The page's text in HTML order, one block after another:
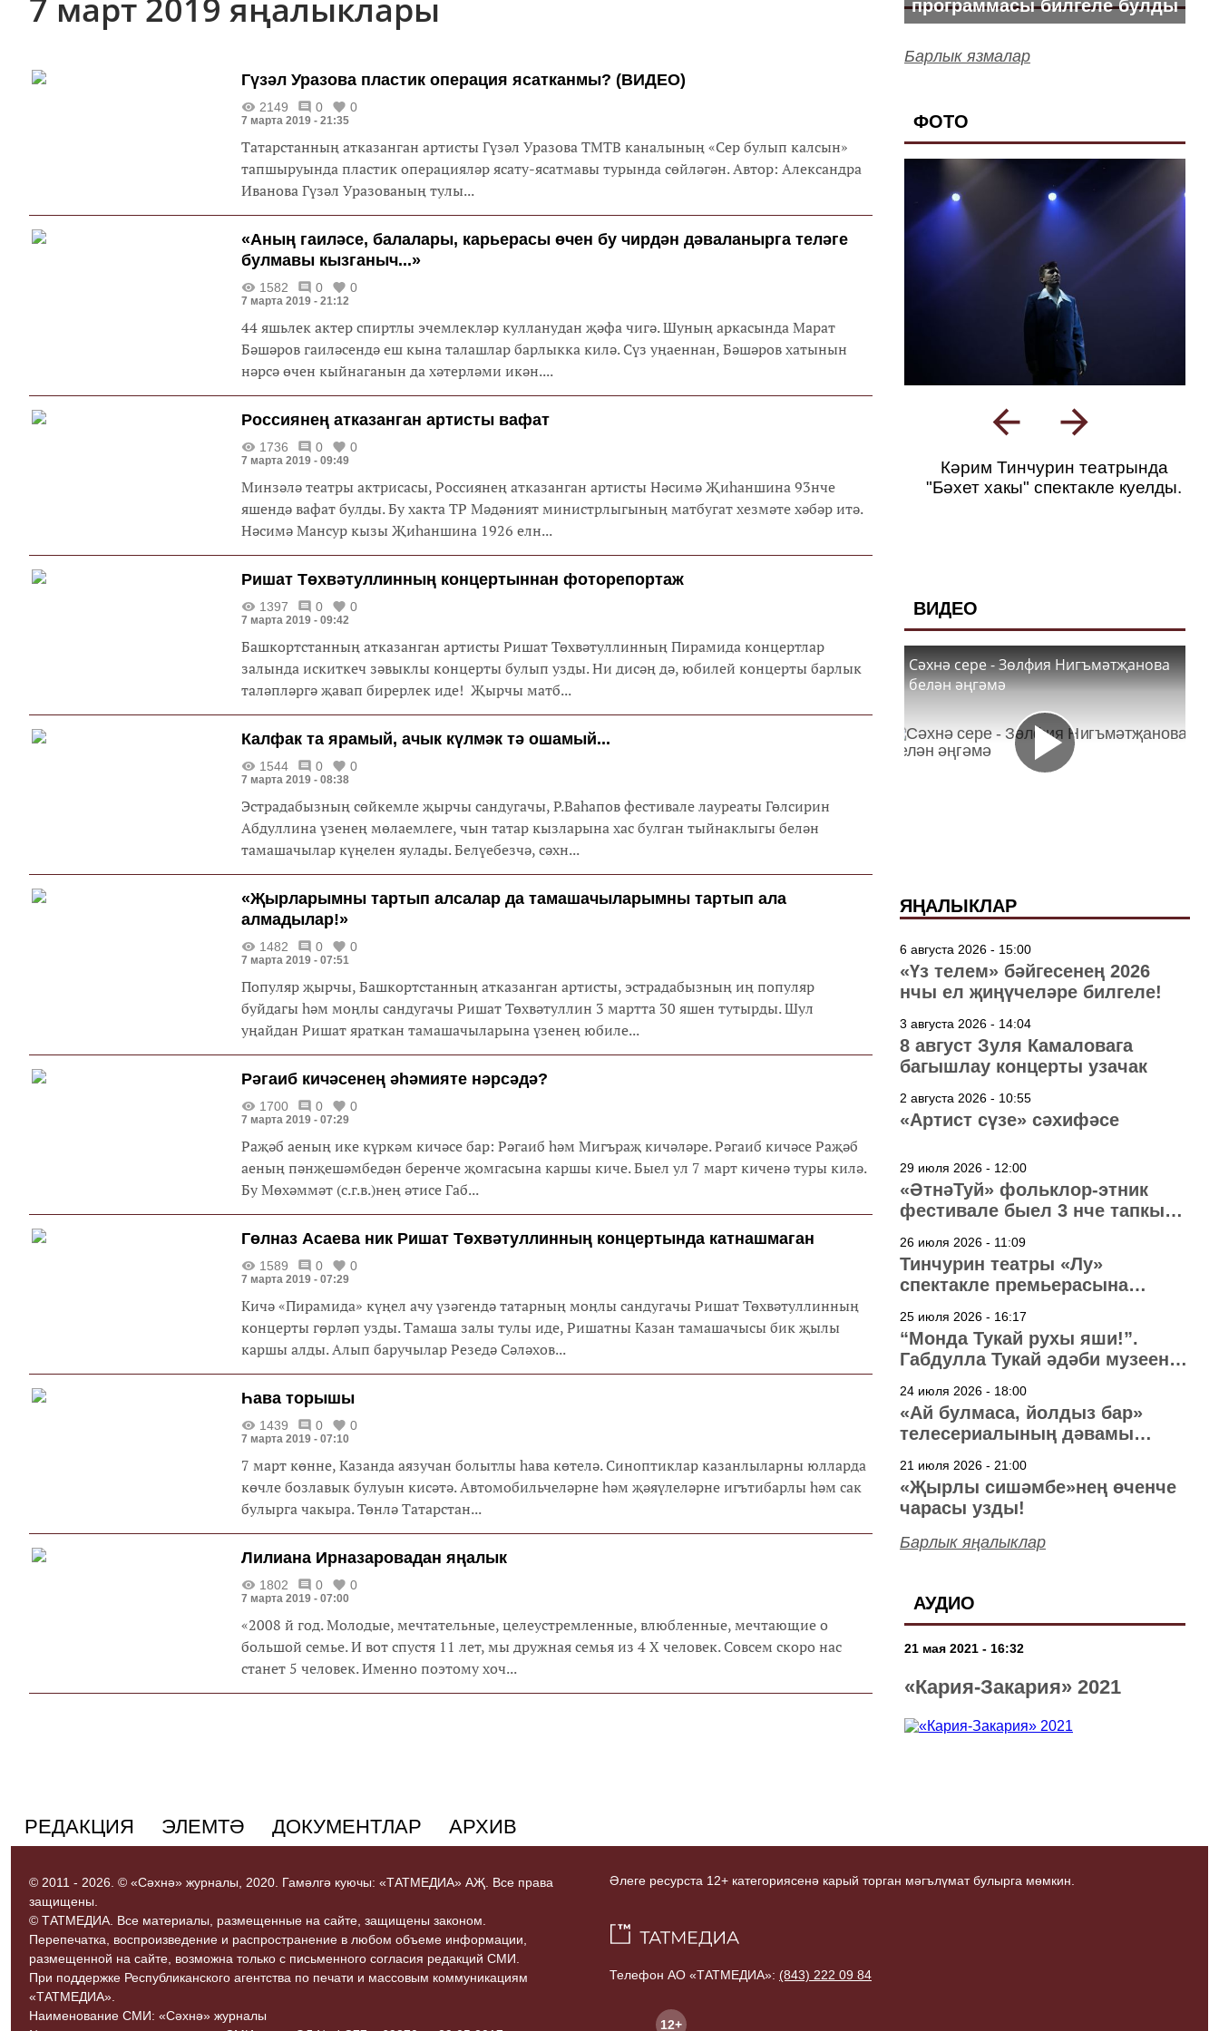
7 март 2019 яңалыклары
Гүзәл Уразова пластик операция ясатканмы? (ВИДЕО)
2149 0 0
7 марта 2019 - 21:35
Татарстанның атказанган артисты Гүзәл Уразова ТМТВ каналының «Сер булып калсын»
тапшыруында пластик операцияләр ясату-ясатмавы турында сөйләгән. Автор: Александра
Иванова Гүзәл Уразованың тулы...
«Аның гаиләсе, балалары, карьерасы өчен бу чирдән дәваланырга теләге
булмавы кызганыч...»
1582 0 0
7 марта 2019 - 21:12
44 яшьлек актер спиртлы эчемлекләр кулланудан җәфа чигә. Шуның аркасында Марат
Бәшәров гаиләсендә еш кына талашлар барлыкка килә. Сүз уңаеннан, Бәшәров хатынын
нәрсә өчен кыйнаганын да хәтерләми икән....
Россиянең атказанган артисты вафат
1736 0 0
7 марта 2019 - 09:49
Минзәлә театры актрисасы, Россиянең атказанган артисты Нәсимә Җиһаншина 93нче
яшендә вафат булды. Бу хакта ТР Мәдәният министрлыгының матбугат хезмәте хәбәр итә.
Нәсимә Мансур кызы Җиһаншина 1926 елн...
Ришат Төхвәтуллинның концертыннан фоторепортаж
1397 0 0
7 марта 2019 - 09:42
Башкортстанның атказанган артисты Ришат Төхвәтуллинның Пирамида концертлар
залында искиткеч зәвыклы концерты булып узды. Ни дисәң дә, юбилей концерты барлык
таләпләргә җавап бирерлек иде! Җырчы матб...
Калфак та ярамый, ачык күлмәк тә ошамый...
1544 0 0
7 марта 2019 - 08:38
Эстрадабызның сөйкемле җырчы сандугачы, Р.Ваһапов фестивале лауреаты Гөлсирин
Абдуллина үзенең мөлаемлеге, чын татар кызларына хас булган тыйнаклыгы белән
тамашачылар күңелен яулады. Белүебезчә, сәхн...
«Җырларымны тартып алсалар да тамашачыларымны тартып ала
алмадылар!»
1482 0 0
7 марта 2019 - 07:51
Популяр җырчы, Башкортстанның атказанган артисты, эстрадабызның иң популяр
буйдагы һәм моңлы сандугачы Ришат Төхвәтуллин 3 мартта 30 яшен тутырды. Шул
уңайдан Ришат яраткан тамашачыларына үзенең юбиле...
Рәгаиб кичәсенең әһәмияте нәрсәдә?
1700 0 0
7 марта 2019 - 07:29
Раҗәб аеның ике күркәм кичәсе бар: Рәгаиб һәм Мигъраҗ кичәләре. Рәгаиб кичәсе Раҗәб
аеның пәнҗешәмбедән беренче җомгасына каршы киче. Быел ул 7 март киченә туры килә.
Бу Мөхәммәт (с.г.в.)нең әтисе Габ...
Гөлназ Асаева ник Ришат Төхвәтуллинның концертында катнашмаган
1589 0 0
7 марта 2019 - 07:29
Кичә «Пирамида» күңел ачу үзәгендә татарның моңлы сандугачы Ришат Төхвәтуллинның
концерты гөрләп узды. Тамаша залы тулы иде, Ришатны Казан тамашачысы бик җылы
каршы алды. Алып баручылар Резедә Сәләхов...
Һава торышы
1439 0 0
7 марта 2019 - 07:10
7 март көнне, Казанда аязучан болытлы һава көтелә. Синоптиклар казанлыларны юлларда
көчле бозлавык булуын кисәтә. Автомобильчеләрне һәм җәяүлеләрне игътибарлы һәм сак
булырга чакыра. Төнлә Татарстан...
Лилиана Ирназаровадан яңалык
1802 0 0
7 марта 2019 - 07:00
«2008 й год. Молодые, мечтательные, целеустремленные, влюбленные, мечтающие о
большой семье. И вот спустя 11 лет, мы дружная семья из 4 Х человек. Совсем скоро нас
станет 5 человек. Именно поэтому хоч...
программасы билгеле булды
Барлык язмалар
ФОТО
Кәрим Тинчурин театрында
"Бәхет хакы" спектакле куелды.
ВИДЕО
Сәхнә сере - Зөлфия Нигъмәтҗанова
белән әңгәмә
ЯҢАЛЫКЛАР
6 августа 2026 - 15:00
«Үз телем» бәйгесенең 2026
нчы ел җиңүчеләре билгеле!
3 августа 2026 - 14:04
8 август Зуля Камаловага
багышлау концерты узачак
2 августа 2026 - 10:55
«Артист сүзе» сәхифәсе
29 июля 2026 - 12:00
«ӘтнәТуй» фольклор-этник
фестивале быел 3 нче тапкыр
26 июля 2026 - 11:09
Тинчурин театры «Лу»
спектакле премьерасына
25 июля 2026 - 16:17
“Монда Тукай рухы яши!”.
Габдулла Тукай әдәби музеена
24 июля 2026 - 18:00
«Ай булмаса, йолдыз бар»
телесериалының дәвамы
21 июля 2026 - 21:00
«Җырлы сишәмбе»нең өченче
чарасы узды!
Барлык яңалыклар
АУДИО
21 мая 2021 - 16:32
«Кария-Закария» 2021
РЕДАКЦИЯ ЭЛЕМТӘ ДОКУМЕНТЛАР АРХИВ
© 2011 - 2026. © «Сәхнә» журналы, 2020. Гамәлгә куючы: «ТАТМЕДИА» АҖ. Все права
защищены.
© ТАТМЕДИА. Все материалы, размещенные на сайте, защищены законом.
Перепечатка, воспроизведение и распространение в любом объеме информации,
размещенной на сайте, возможна только с письменного согласия редакций СМИ.
При поддержке Республиканского агентства по печати и массовым коммуникациям
«ТАТМЕДИА».
Наименование СМИ: «Сәхнә» журналы
Әлеге ресурста 12+ категориясенә карый торган мәгълүмат булырга мөмкин.
Телефон АО «ТАТМЕДИА»: (843) 222 09 84
12+